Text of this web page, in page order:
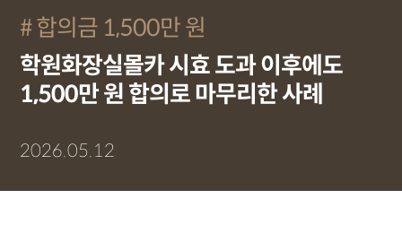
합의금 1,500만 원
학원화장실몰카 시효 도과 이후에도
1,500만 원 합의로 마무리한 사례
2026.05.12